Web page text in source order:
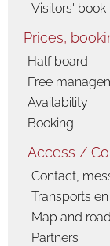
Visitors' book
Prices,
Half board
Free
Availability
Booking
Access /
Contact,
Transports
Map and
Partners